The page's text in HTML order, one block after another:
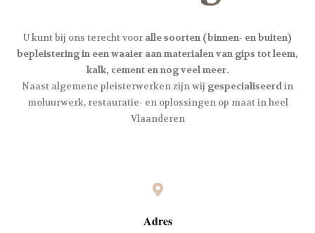
U kunt bij ons terecht voor alle soorten (binnen- en buiten)
bepleistering in een waaier aan materialen van gips tot leem,
kalk, cement en nog veel meer.
Naast algemene pleisterwerken zijn wij gespecialiseerdin
moluurwerk, restauratie- en oplossingen op maat in heel
Vlaanderen
Adres